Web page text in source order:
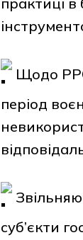
Щодо
період
суб’єкти